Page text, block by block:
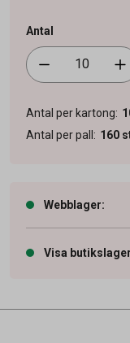
Antal
Antal per kartong:
Antal per pall : 160
Webblager:
Visa butikslager